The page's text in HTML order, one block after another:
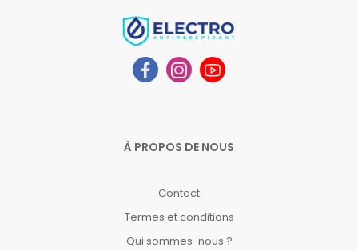
À PROPOS DE NOUS
Contact
Termes et conditions
Qui sommes-nous ?